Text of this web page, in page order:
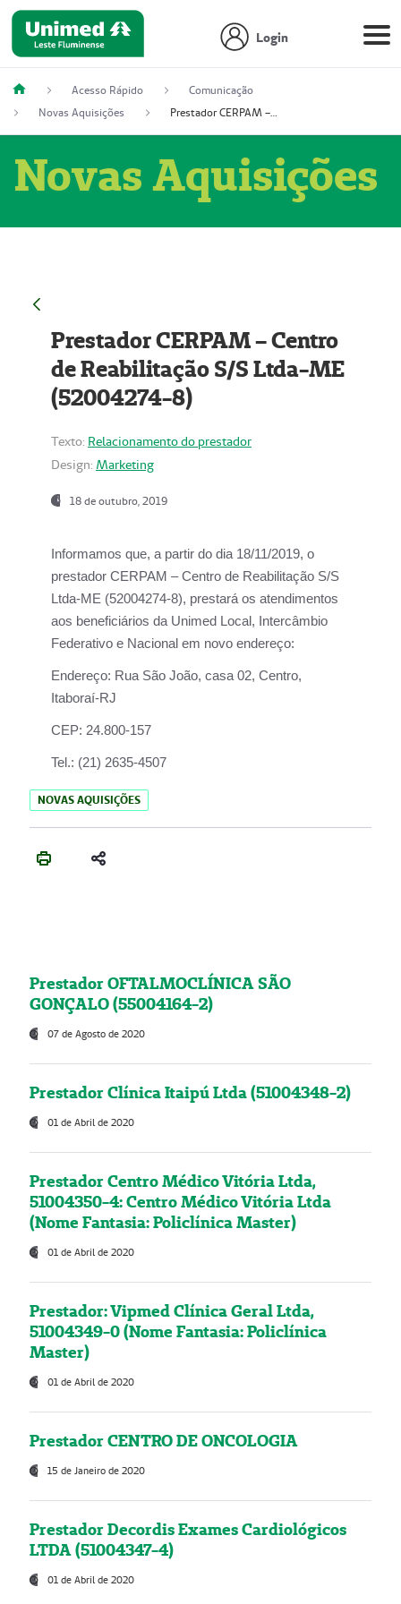
Login
Acesso Rápido
Comunicação
Novas Aquisições
Prestador CERPAM – Centro de Reabilitação S/S Ltda-ME (52004274-8)
Novas Aquisições
Prestador CERPAM – Centro
de Reabilitação S/S Ltda-ME
(52004274-8)
Texto: Relacionamento do prestador
Design: Marketing
18 de outubro, 2019
Informamos que, a partir do dia 18/11/2019, o
prestador CERPAM – Centro de Reabilitação S/S
Ltda-ME (52004274-8), prestará os atendimentos
aos beneficiários da Unimed Local, Intercâmbio
Federativo e Nacional em novo endereço:
Endereço: Rua São João, casa 02, Centro,
Itaboraí-RJ
CEP: 24.800-157
Tel.: (21) 2635-4507
NOVAS AQUISIÇÕES
Prestador OFTALMOCLÍNICA SÃO
GONÇALO (55004164-2)
07 de Agosto de 2020
Prestador Clínica Itaipú Ltda (51004348-2)
01 de Abril de 2020
Prestador Centro Médico Vitória Ltda,
51004350-4: Centro Médico Vitória Ltda
(Nome Fantasia: Policlínica Master)
01 de Abril de 2020
Prestador: Vipmed Clínica Geral Ltda,
51004349-0 (Nome Fantasia: Policlínica
Master)
01 de Abril de 2020
Prestador CENTRO DE ONCOLOGIA
15 de Janeiro de 2020
Prestador Decordis Exames Cardiológicos
LTDA (51004347-4)
01 de Abril de 2020